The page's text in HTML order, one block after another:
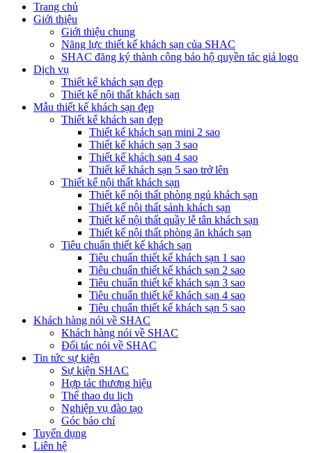
Trang chủ
Giới thiệu
Giới thiệu chung
Năng lực thiết kế khách sạn của SHAC
SHAC đăng ký thành công bảo hộ quyền tác giả logo
Dịch vụ
Thiết kế khách sạn đẹp
Thiết kế nội thất khách sạn
Mẫu thiết kế khách sạn đẹp
Thiết kế khách sạn đẹp
Thiết kế khách sạn mini 2 sao
Thiết kế khách sạn 3 sao
Thiết kế khách sạn 4 sao
Thiết kế khách sạn 5 sao trở lên
Thiết kế nội thất khách sạn
Thiết kế nội thất phòng ngủ khách sạn
Thiết kế nội thất sảnh khách sạn
Thiết kế nội thất quầy lễ tân khách sạn
Thiết kế nội thất phòng ăn khách sạn
Tiêu chuẩn thiết kế khách sạn
Tiêu chuẩn thiết kế khách sạn 1 sao
Tiêu chuẩn thiết kế khách sạn 2 sao
Tiêu chuẩn thiết kế khách sạn 3 sao
Tiêu chuẩn thiết kế khách sạn 4 sao
Tiêu chuẩn thiết kế khách sạn 5 sao
Khách hàng nói về SHAC
Khách hàng nói về SHAC
Đối tác nói về SHAC
Tin tức sự kiện
Sự kiện SHAC
Hợp tác thương hiệu
Thể thao du lịch
Nghiệp vụ đào tạo
Góc báo chí
Tuyển dụng
Liên hệ